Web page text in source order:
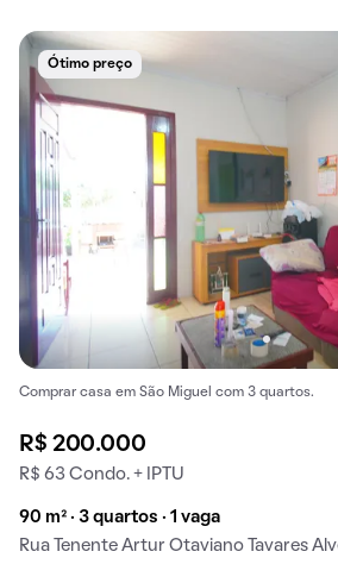
Ótimo preço
Comprar casa em São Miguel com 3 quartos.
R$ 200.000
R$ 63 Condo. + IPTU
90 m² · 3 quartos · 1 vaga
Rua Tenente Artur Otaviano Tavares